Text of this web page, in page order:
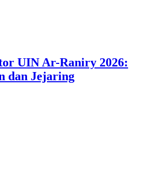
UIN Ar-Raniry 2026:
dan Jejaring